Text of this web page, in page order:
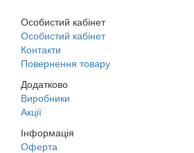
Особистий кабінет
Особистий кабінет
Контакти
Повернення товару
Додатково
Виробники
Акції
Інформація
Оферта